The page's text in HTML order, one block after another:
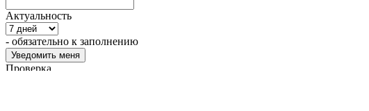
Актуальность
- обязательно к заполнению
Проверка...